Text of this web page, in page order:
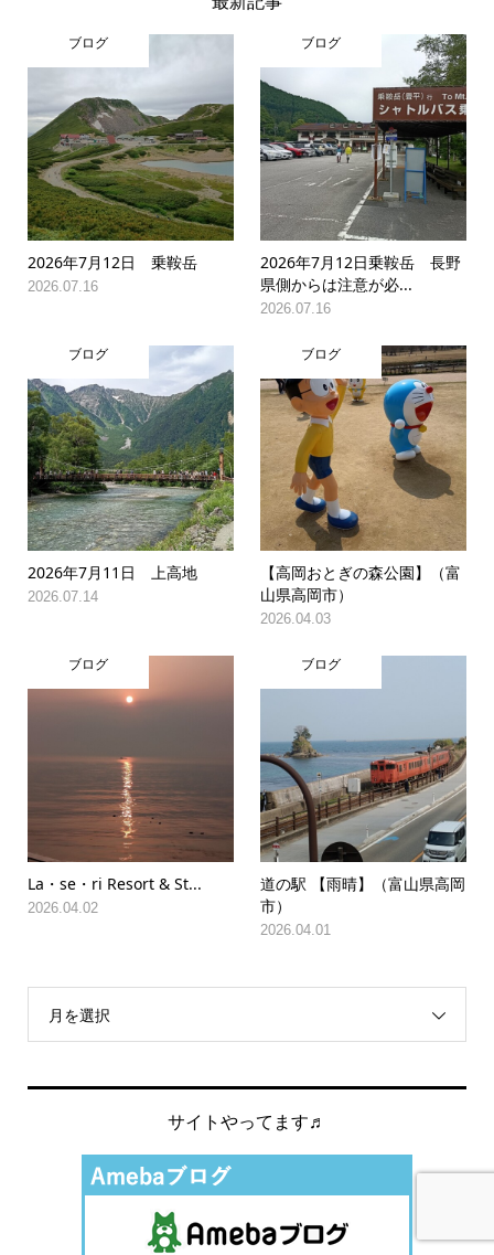
ブログ
2026年7月12日 乗鞍岳
2026.07.16
ブログ
2026年7月12日乗鞍岳 長野
県側からは注意が必...
2026.07.16
ブログ
2026年7月11日 上高地
2026.07.14
ブログ
【高岡おとぎの森公園】（富
山県高岡市）
2026.04.03
ブログ
La・se・ri Resort & St...
2026.04.02
ブログ
道の駅 【雨晴】（富山県高岡
市）
2026.04.01
月を選択
サイトやってます♬